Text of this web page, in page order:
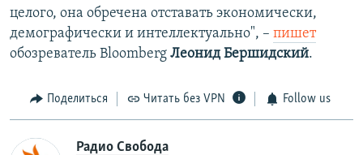
целого, она обречена отставать экономически,
демографически и интеллектуально", – пишет
обозреватель Bloomberg Леонид Бершидский.
Поделиться Читать без VPN Follow us
Радио Свобода